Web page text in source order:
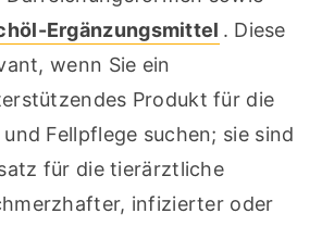
Ergänzungsmittel . Diese
wenn Sie ein
Produkt für die
Fellpflege suchen; sie sind
für die tierärztliche
infizierter oder